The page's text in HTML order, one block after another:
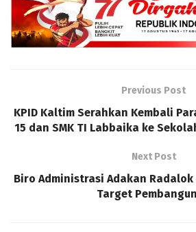
Previous Post
KPID Kaltim Serahkan Kembali
15 dan SMK TI Labbaika ke
Next Post
Biro Administrasi Adakan Radalok
Target